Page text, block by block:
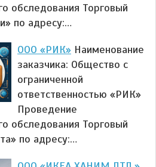
обследования Торговый
по адресу:…
ООО «РИК» Наименование
заказчика: Общество с
ограниченной
ответственностью «РИК»
Проведение
обследования Торговый
по адресу:…